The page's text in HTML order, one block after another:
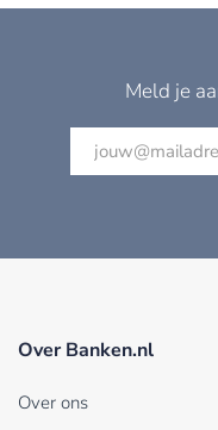
Meld je
Over Banken.nl
Over ons